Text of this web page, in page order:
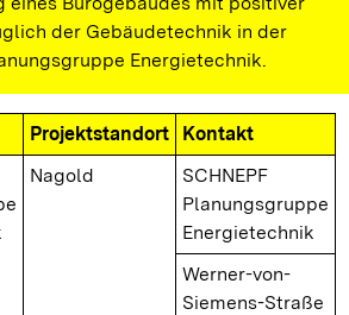
der Gebäudetechnik in der
Energietechnik.
Projektstandort
Kontakt
Nagold
SCHNEPF
Planungsgruppe
Energietechnik
Werner-von-
Siemens-Straße